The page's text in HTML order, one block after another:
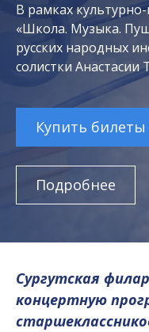
В рамках
«Школа. Музыка.
русских народных
солистки Анастасии
Купить билеты
Подробнее
Сургутская
концертную